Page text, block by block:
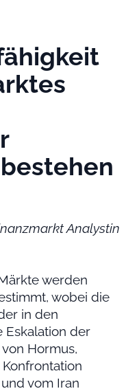
Analystin
werden
wobei die
in den
Eskalation der
Hormus,
vom Iran